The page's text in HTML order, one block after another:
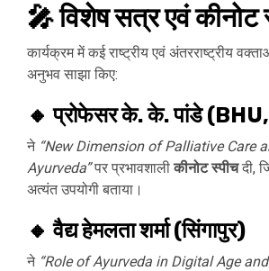
🎤विशेष सत्र एवं कीनोट
कार्यक्रम में कई राष्ट्रीय एवं अंतरराष्ट्रीय
अनुभव साझा किए:
🔸प्रोफेसर के. के. पांडे (BHU,
ने “New Dimension of Palliative Care
Ayurveda”पर प्रभावशालीकीनोट स्पीचदी,
अत्यंत उपयोगी बताया।
🔸वैद्य हेमलता शर्मा (सिंगापुर)
ने “Role of Ayurveda in Digital Age